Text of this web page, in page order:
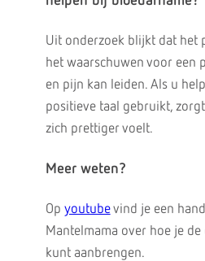
Uit onderzoek blijkt dat het
het waarschuwen voor een
en pijn kan leiden. Als u
positieve taal gebruikt,
zich prettiger voelt.
Meer weten?
Op youtubevind je een
Mantelmama over hoe je de
kunt aanbrengen.